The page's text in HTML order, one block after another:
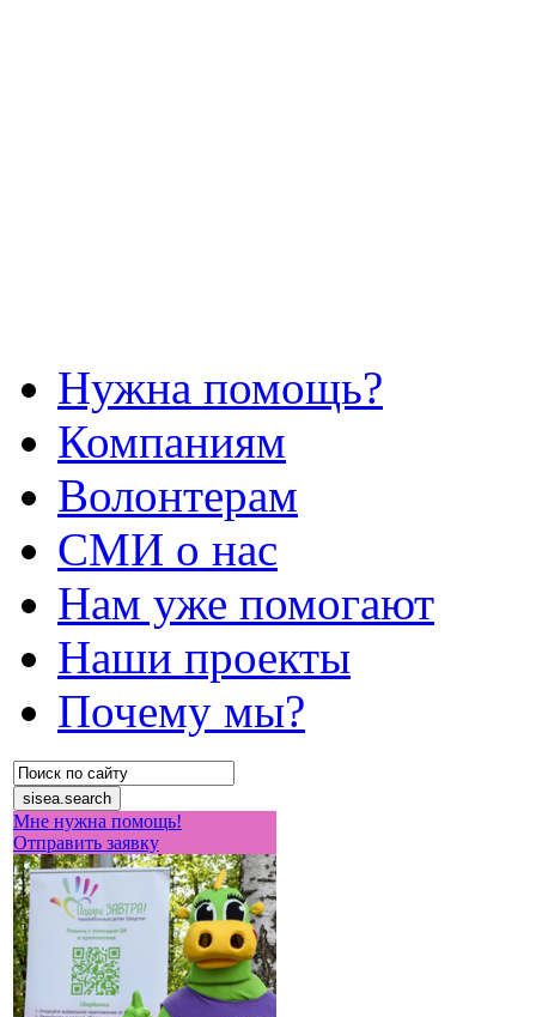
Нужна помощь?
Компаниям
Волонтерам
СМИ о нас
Нам уже помогают
Наши проекты
Почему мы?
Мне нужна помощь!
Отправить заявку